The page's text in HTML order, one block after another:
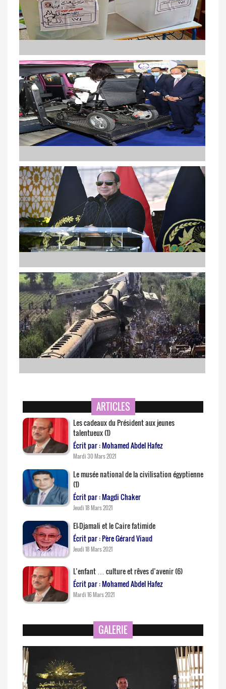
Les élections législatives 2020
Le Président Al-Sissi inaugure l'exposition du Transport
intelligent au Moyen-Orient et en Afrique
Al-Sissi à l’Académie de Police
passagers
ARTICLES
Les cadeaux du Président aux jeunes
talentueux (1)
Écrit par : Mohamed Abdel Hafez
Mardi 30 Mars 2021
Le musée national de la civilisation égyptienne
(1)
Écrit par : Magdi Chaker
Jeudi 18 Mars 2021
El-Djamali et le Caire fatimide
Écrit par : Père Gérard Viaud
Jeudi 18 Mars 2021
L’enfant … culture et rêves d’avenir (6)
Écrit par : Mohamed Abdel Hafez
Mardi 16 Mars 2021
GALERIE